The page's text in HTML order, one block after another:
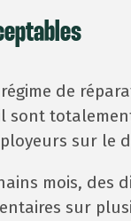
de
sont
sur le
mois, des
sur